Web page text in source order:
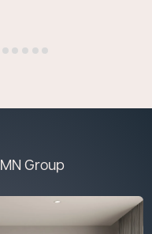
Group